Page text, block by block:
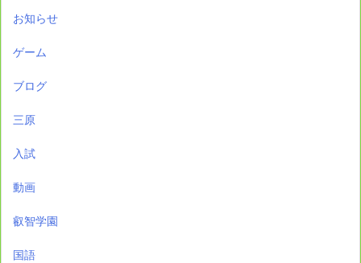
お知らせ
ゲーム
ブログ
三原
入試
動画
叡智学園
国語